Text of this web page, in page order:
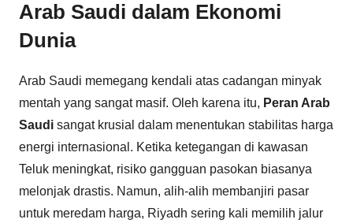
Arab Saudi dalam Ekonomi
Dunia
Arab Saudi memegang kendali atas cadangan minyak
mentah yang sangat masif. Oleh karena itu, Peran Arab
Saudi sangat krusial dalam menentukan stabilitas harga
energi internasional. Ketika ketegangan di kawasan
Teluk meningkat, risiko gangguan pasokan biasanya
melonjak drastis. Namun, alih-alih membanjiri pasar
untuk meredam harga, Riyadh sering kali memilih jalur